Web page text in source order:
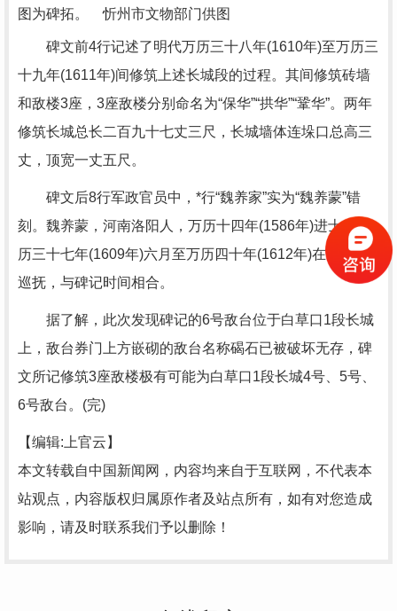
图为碑拓。 忻州市文物部门供图
碑文前4行记述了明代万历三十八年(1610年)至万历三
十九年(1611年)间修筑上述长城段的过程。其间修筑砖墙
和敌楼3座，3座敌楼分别命名为“保华”“拱华”“鞏华”。两年
修筑长城总长二百九十七丈三尺，长城墙体连垛口总高三
丈，顶宽一丈五尺。
碑文后8行军政官员中，*行“魏养家”实为“魏养蒙”错
刻。魏养蒙，河南洛阳人，万历十四年(1586年)进士，万
历三十七年(1609年)六月至万历四十年(1612年)在任山西
巡抚，与碑记时间相合。
据了解，此次发现碑记的6号敌台位于白草口1段长城
上，敌台券门上方嵌砌的敌台名称碣石已被破坏无存，碑
文所记修筑3座敌楼极有可能为白草口1段长城4号、5号、
6号敌台。(完)
【编辑:上官云】
本文转载自中国新闻网，内容均来自于互联网，不代表本
站观点，内容版权归属原作者及站点所有，如有对您造成
影响，请及时联系我们予以删除！